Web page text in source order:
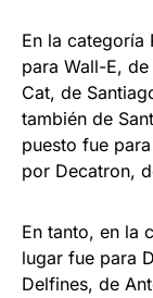
En la categoría
para Wall-E,
Cat, de
también de
puesto fue
por Decatron,
En tanto, en la
lugar fue para
Delfines, de